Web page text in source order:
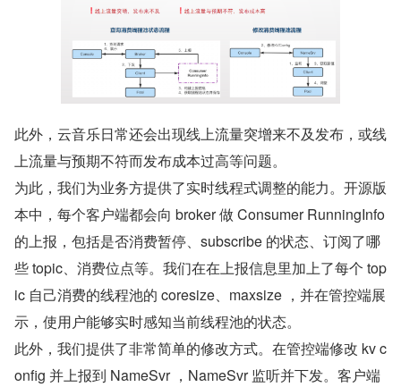
此外，云音乐日常还会出现线上流量突增来不及发布，或线
上流量与预期不符而发布成本过高等问题。
为此，我们为业务方提供了实时线程式调整的能力。开源版
本中，每个客户端都会向 broker 做 Consumer RunningInfo
的上报，包括是否消费暂停、subscribe 的状态、订阅了哪
些 topic、消费位点等。我们在在上报信息里加上了每个 top
ic 自己消费的线程池的 coresize、maxsize ，并在管控端展
示，使用户能够实时感知当前线程池的状态。
此外，我们提供了非常简单的修改方式。在管控端修改 kv c
onfig 并上报到 NameSvr ，NameSvr 监听并下发。客户端